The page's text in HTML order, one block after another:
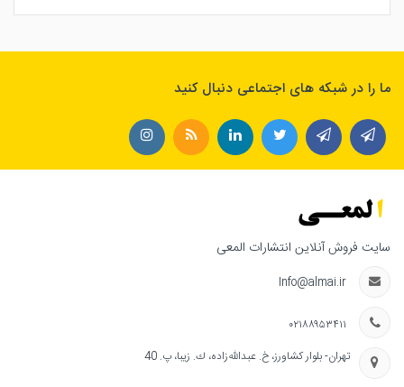
ما را در شبکه های اجتماعی دنبال کنید
سایت فروش آنلاین انتشارات المعی
Info@almai.ir
۰۲۱۸۸۹۵۳۴۱۱
تهران- بلوار كشاورز، خ. عبدالله‌زاده، ك. زيبا، پ. 40